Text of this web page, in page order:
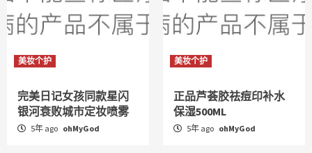
美妆个护
完美日记女孩同款星闪
银河衰败城市定妆喷雾
5年 ago ohMyGod
美妆个护
正品芦荟胶祛痘印补水
保湿500ML
5年 ago ohMyGod